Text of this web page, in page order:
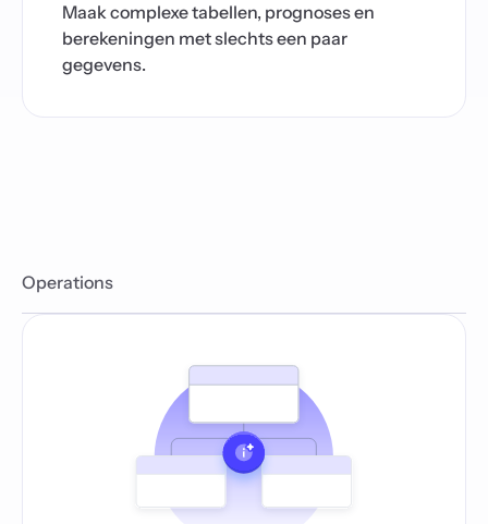
Maak complexe tabellen, prognoses en
berekeningen met slechts een paar
gegevens.
Operations